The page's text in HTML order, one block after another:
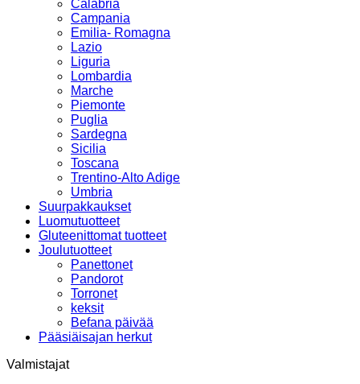
Calabria
Campania
Emilia- Romagna
Lazio
Liguria
Lombardia
Marche
Piemonte
Puglia
Sardegna
Sicilia
Toscana
Trentino-Alto Adige
Umbria
Suurpakkaukset
Luomutuotteet
Gluteenittomat tuotteet
Joulutuotteet
Panettonet
Pandorot
Torronet
keksit
Befana päivää
Pääsiäisajan herkut
Valmistajat